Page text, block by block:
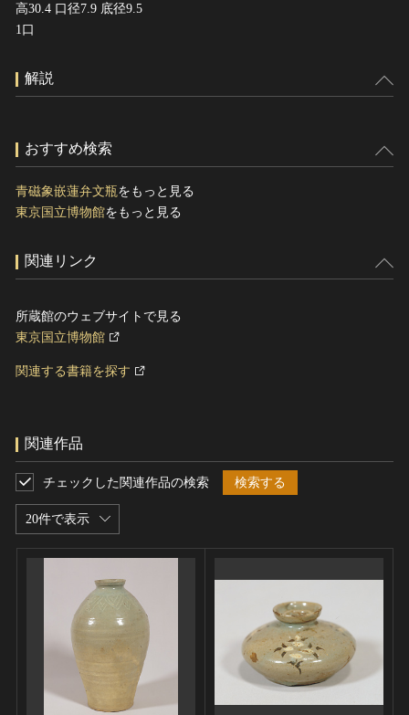
高30.4 口径7.9 底径9.5
1口
解説
おすすめ検索
青磁象嵌蓮弁文瓶 をもっと見る
東京国立博物館をもっと見る
関連リンク
所蔵館のウェブサイトで見る
東京国立博物館
関連する書籍を探す
関連作品
20件で表示
チェックした関連作品の検索 検索する